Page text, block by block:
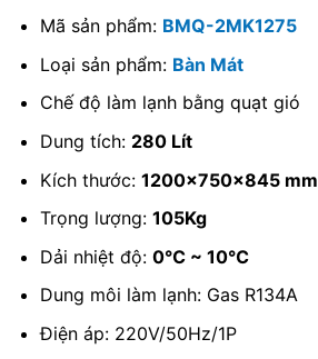
Mã sản phẩm: BMQ-2MK1275
Loại sản phẩm: Bàn Mát
Chế độ làm lạnh bằng quạt gió
Dung tích: 280 Lít
Kích thước: 1200x750x845 mm
Trọng lượng: 105Kg
Dải nhiệt độ: 0℃ ~ 10℃
Dung môi làm lạnh: Gas R134A
Điện áp: 220V/50Hz/1P